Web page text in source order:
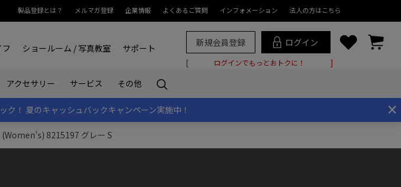
製品登録とは？ メルマガ登録 企業情報 よくあるご質問 インフォメーション 法人の方はこちら
ショールーム / 写真教室 サポート 新規会員登録 ログイン
ログインでもっとおトクに！
アクセサリー サービス その他
×
ク！ 夏のキャッシュバックキャンペーン実施中！
(Women's) 8215197 グレー S